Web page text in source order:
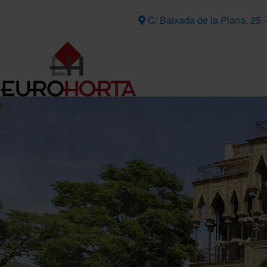
C/ Baixada de la Plana, 25